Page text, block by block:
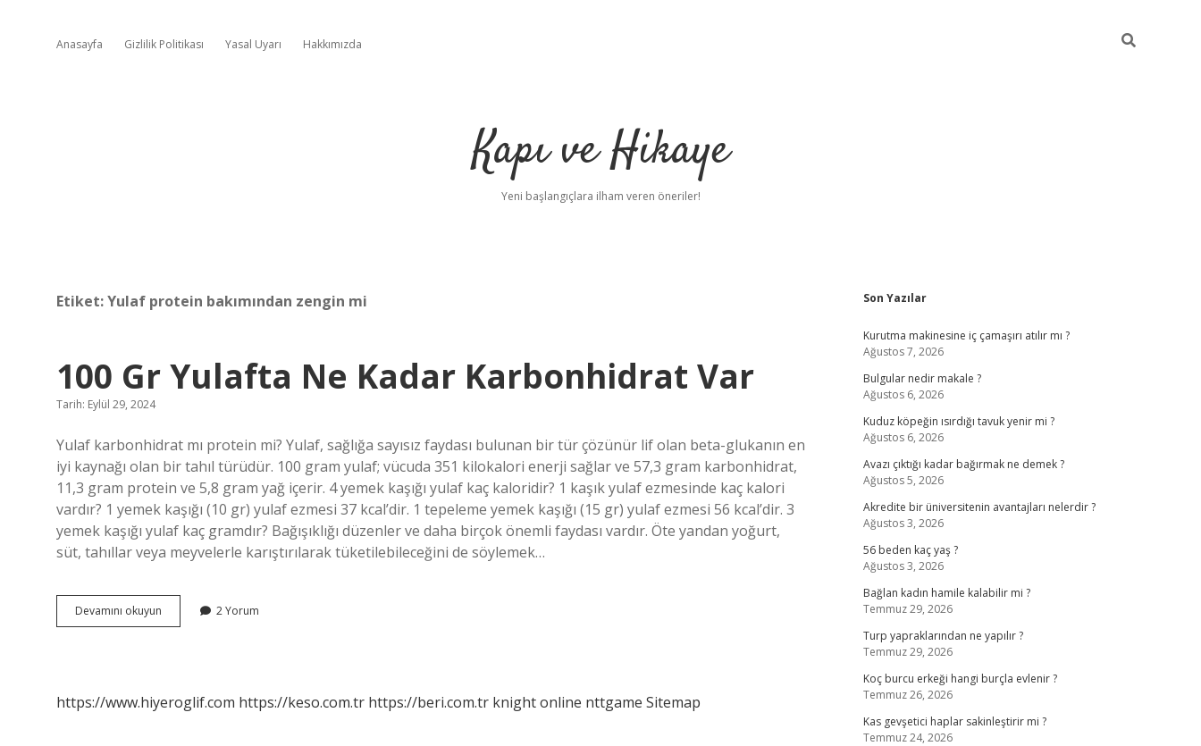
Anasayfa Gizlilik Politikası Yasal Uyarı Hakkımızda
Kapı ve Hikaye
Yeni başlangıçlara ilham veren öneriler!
Etiket:Yulaf protein bakımından zengin mi
100 Gr Yulafta Ne Kadar Karbonhidrat Var
Tarih: Eylül 29, 2024
Yulaf karbonhidrat mı protein mi? Yulaf, sağlığa sayısız faydası bulunan bir tür çözünür lif olan beta-glukanın en
iyi kaynağı olan bir tahıl türüdür. 100 gram yulaf; vücuda 351 kilokalori enerji sağlar ve 57,3 gram karbonhidrat,
11,3 gram protein ve 5,8 gram yağ içerir. 4 yemek kaşığı yulaf kaç kaloridir? 1 kaşık yulaf ezmesinde kaç kalori
vardır? 1 yemek kaşığı (10 gr) yulaf ezmesi 37 kcal’dir. 1 tepeleme yemek kaşığı (15 gr) yulaf ezmesi 56 kcal’dir. 3
yemek kaşığı yulaf kaç gramdır? Bağışıklığı düzenler ve daha birçok önemli faydası vardır. Öte yandan yoğurt,
süt, tahıllar veya meyvelerle karıştırılarak tüketilebileceğini de söylemek…
Devamını okuyun
Gr
Var
2 Yorum
https://www.hiyeroglif.com https://keso.com.tr https://beri.com.tr knight online nttgame Sitemap
Sidebar
Son Yazılar
Kurutma makinesine iç çamaşırı atılır mı ?
Ağustos 7, 2026
Bulgular nedir makale ?
Ağustos 6, 2026
Kuduz köpeğin ısırdığı tavuk yenir mi ?
Ağustos 6, 2026
Avazı çıktığı kadar bağırmak ne demek ?
Ağustos 5, 2026
Akredite bir üniversitenin avantajları nelerdir ?
Ağustos 3, 2026
56 beden kaç yaş ?
Ağustos 3, 2026
Bağlan kadın hamile kalabilir mi ?
Temmuz 29, 2026
Turp yapraklarından ne yapılır ?
Temmuz 29, 2026
Koç burcu erkeği hangi burçla evlenir ?
Temmuz 26, 2026
Kas gevşetici haplar sakinleştirir mi ?
Temmuz 24, 2026